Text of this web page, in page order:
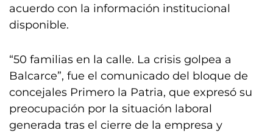
acuerdo con la información institucional
disponible.
“50 familias en la calle. La crisis golpea a
Balcarce”, fue el comunicado del bloque de
concejales Primero la Patria, que expresó su
preocupación por la situación laboral
generada tras el cierre de la empresa y